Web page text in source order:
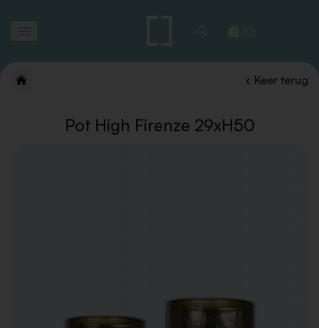
(0)
Keer terug
Pot High Firenze 29xH50